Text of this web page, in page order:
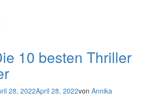
10 besten Thriller
28, 2022April 28, 2022von Annika